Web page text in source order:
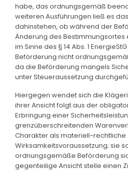
habe, das ordnungsgemäß
weiteren Ausführungen ließ es
dahinstehen, ob während der
Änderung des
im Sinne des § 14 Abs. 1
Beförderung nicht
da die Beförderung mangels
unter Steueraussetzung
Hiergegen wendet sich die
ihrer Ansicht folgt aus der
Erbringung einer
grenzüberschreitenden
Charakter als materiell-rechtliche
Wirksamkeitsvoraussetzung; sie
ordnungsgemäße Beförderung
gegenteilige Ansicht stelle einen